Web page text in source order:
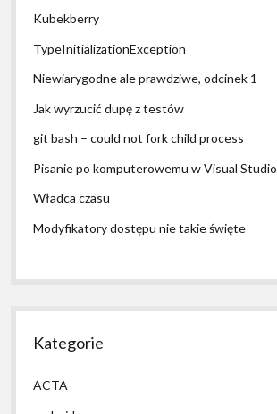
Kubekberry
TypeInitializationException
Niewiarygodne ale prawdziwe, odcinek 1
Jak wyrzucić dupę z testów
git bash – could not fork child process
Pisanie po komputerowemu w Visual Studio
Władca czasu
Modyfikatory dostępu nie takie święte
Kategorie
ACTA